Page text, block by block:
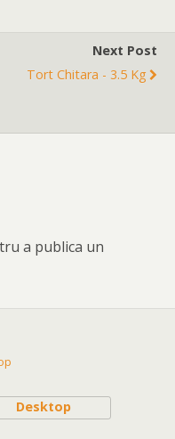
Next Post
Tort Chitara - 3.5 Kg
a publica un
Desktop